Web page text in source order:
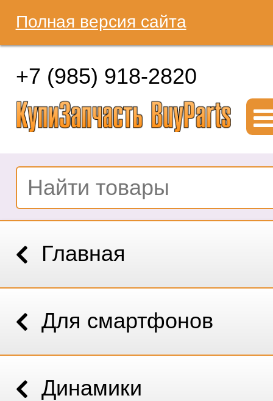
Полная версия сайта
+7 (985) 918-2820
Главная
Для смартфонов
Динамики